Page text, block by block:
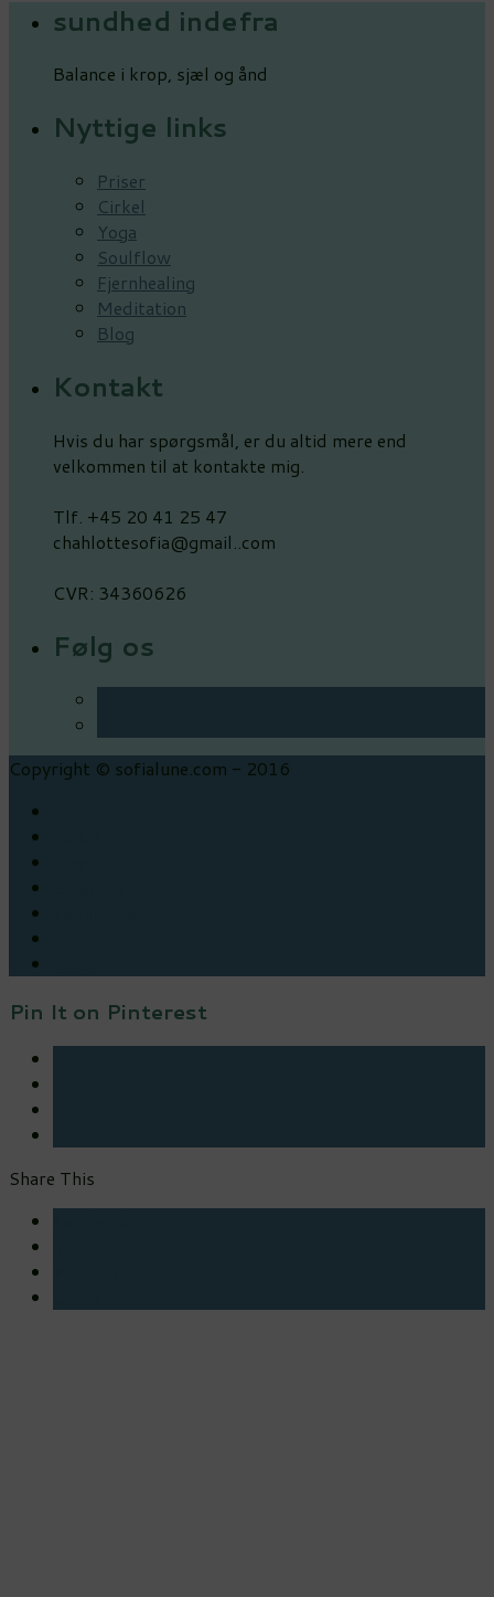
sundhed indefra
Balance i krop, sjæl og ånd
Nyttige links
Priser
Cirkel
Yoga
Soulflow
Fjernhealing
Meditation
Blog
Kontakt
Hvis du har spørgsmål, er du altid mere end
velkommen til at kontakte mig.
Tlf. +45 20 41 25 47
chahlottesofia@gmail..com
CVR: 34360626
Følg os
Copyright © sofialune.com - 2016
Pin It on Pinterest
Share This